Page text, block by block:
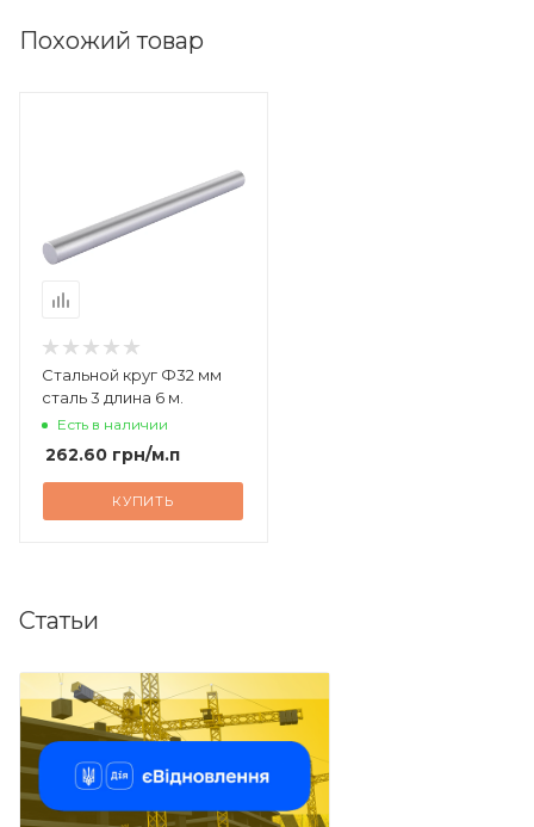
Похожий товар
Стальной круг Ф32 мм
сталь 3 длина 6 м.
Есть в наличии
262.60 грн/м.п
КУПИТЬ
Статьи